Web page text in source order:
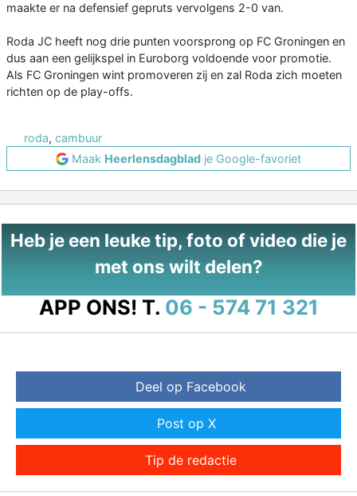
maakte er na defensief gepruts vervolgens 2-0 van.
Roda JC heeft nog drie punten voorsprong op FC Groningen en
dus aan een gelijkspel in Euroborg voldoende voor promotie.
Als FC Groningen wint promoveren zij en zal Roda zich moeten
richten op de play-offs.
roda, cambuur
Maak Heerlensdagblad je Google-favoriet
Heb je een leuke tip, foto of video die je
met ons wilt delen?
APP ONS! T. 06 - 574 71 321
Deel op Facebook
Post op X
Tip de redactie